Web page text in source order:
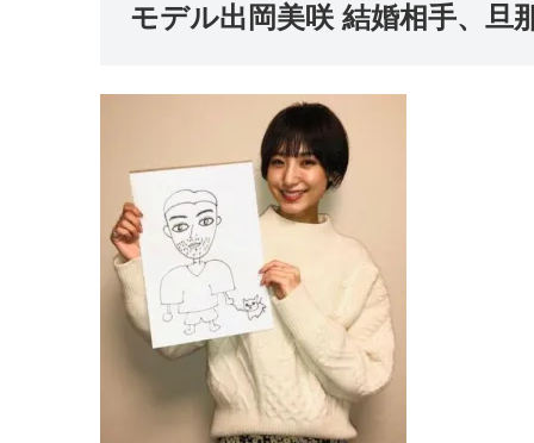
モデル出岡美咲 結婚相手、旦